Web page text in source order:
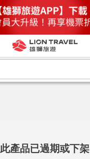
此產品已過期或下架